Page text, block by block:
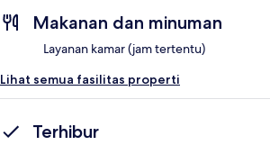
Makanan dan minuman
Layanan kamar (jam tertentu)
Lihat semua fasilitas properti
Terhibur